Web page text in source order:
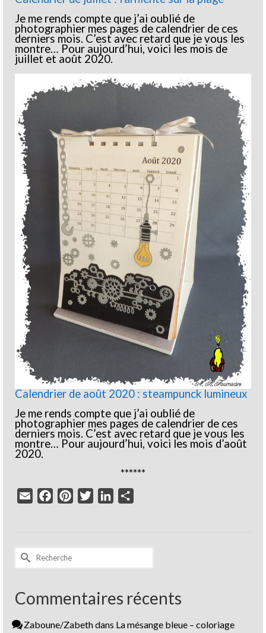
Je me rends compte que j’ai oublié de
photographier mes pages de calendrier de ces
derniers mois. C’est avec retard que je vous les
montre… Pour aujourd’hui, voici les mois de
juillet et août 2020.
Calendrier de août 2020 : steampunck lumineux
Je me rends compte que j’ai oublié de
photographier mes pages de calendrier de ces
derniers mois. C’est avec retard que je vous les
montre… Pour aujourd’hui, voici les mois d’août
2020.
******
Email FacebookPinterestTwitterLinkedIn
Rechercher :
Commentaires récents
Zaboune/Zabethdans La mésange bleue – coloriage